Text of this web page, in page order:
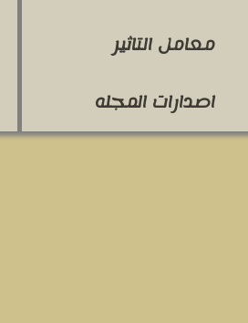
معامل التاثير
اصدارات المجله